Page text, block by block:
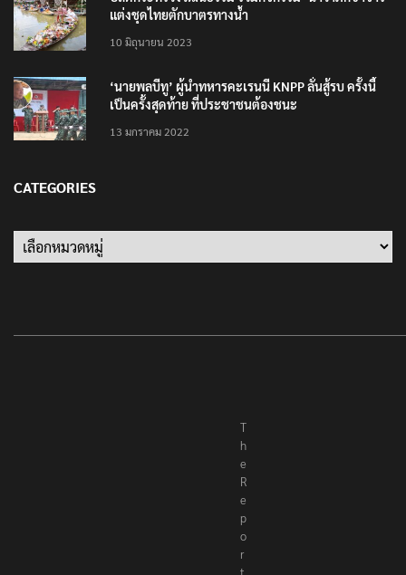
แต่งชุดไทยตักบาตรทางน้ำ
10 มิถุนายน 2023
‘นายพลบีทู’ ผู้นำทหารคะเรนนี KNPP ลั่นสู้รบ ครั้งนี้
เป็นครั้งสุดท้าย ที่ประชาชนต้องชนะ
13 มกราคม 2022
CATEGORIES
T
h
e
R
e
p
o
r